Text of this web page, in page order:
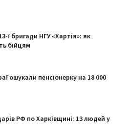
ї бригади НГУ «Хартія»: як
бійцям
ошукали пенсіонерку на 18 000
РФ по Харківщині: 13 людей у